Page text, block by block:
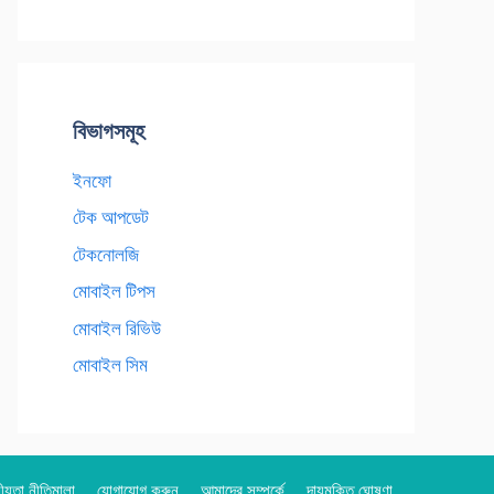
বিভাগসমূহ
ইনফো
টেক আপডেট
টেকনোলজি
মোবাইল টিপস
মোবাইল রিভিউ
মোবাইল সিম